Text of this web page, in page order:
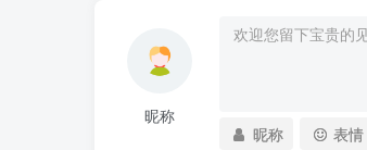
昵称
昵称 表情